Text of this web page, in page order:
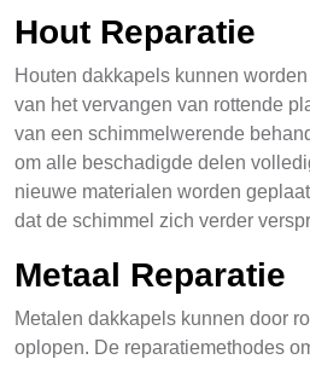
Hout Reparatie
Houten dakkapels kunnen
van het vervangen van rottende
van een schimmelwerende
om alle beschadigde delen
nieuwe materialen worden
dat de schimmel zich verder
Metaal Reparatie
Metalen dakkapels kunnen door
oplopen. De reparatiemethodes